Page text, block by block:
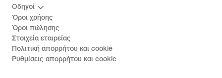
Οδηγοί
Όροι χρήσης
Όροι πώλησης
Στοιχεία εταιρείας
Πολιτική απορρήτου και cookie
Ρυθμίσεις απορρήτου και cookie